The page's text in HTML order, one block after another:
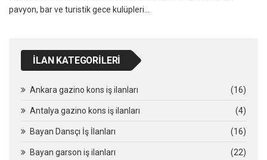
pavyon, bar ve turistik gece kulüpleri…
İLAN KATEGORILERI
Ankara gazino kons iş ilanları (16)
Antalya gazino kons iş ilanları (4)
Bayan Dansçı İş İlanları (16)
Bayan garson iş ilanları (22)